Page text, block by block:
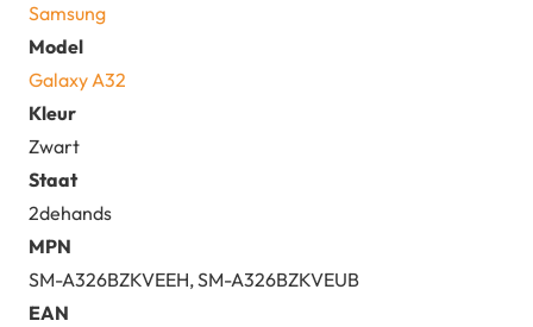
Samsung
Model
Galaxy A32
Kleur
Zwart
Staat
2dehands
MPN
SM-A326BZKVEEH, SM-A326BZKVEUB
EAN